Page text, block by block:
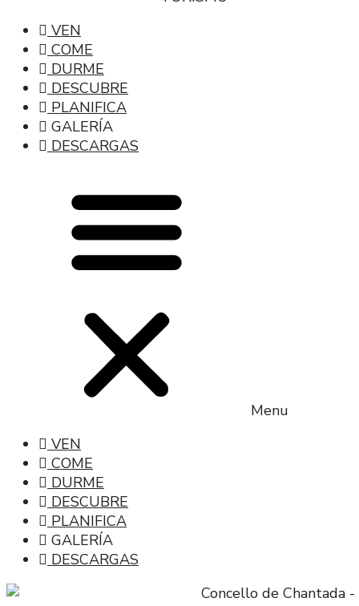
VEN
COME
DURME
DESCUBRE
PLANIFICA
GALERÍA
DESCARGAS
Menu
VEN
COME
DURME
DESCUBRE
PLANIFICA
GALERÍA
DESCARGAS